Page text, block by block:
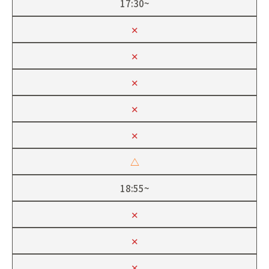
17:30~
✕
✕
✕
✕
✕
△
18:55~
✕
✕